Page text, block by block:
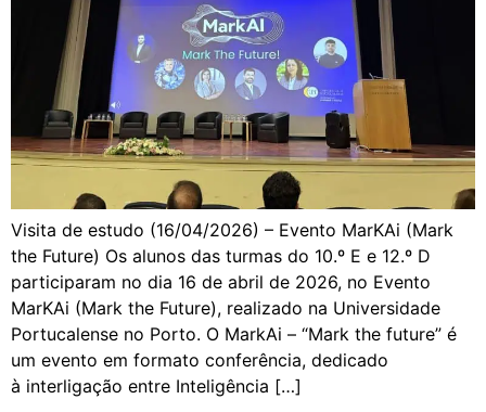
Visita de estudo (16/04/2026) – Evento MarKAi (Mark
the Future) Os alunos das turmas do 10.º E e 12.º D
participaram no dia 16 de abril de 2026, no Evento
MarKAi (Mark the Future), realizado na Universidade
Portucalense no Porto. O MarkAi – “Mark the future” é
um evento em formato conferência, dedicado
à interligação entre Inteligência […]